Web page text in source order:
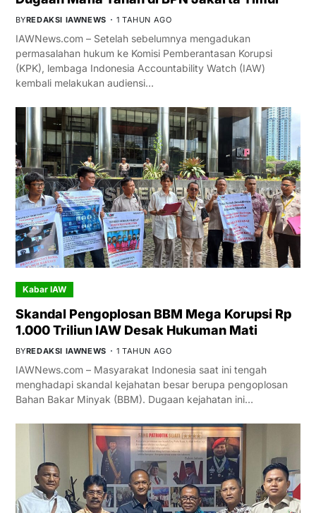
BYREDAKSI IAWNEWS 1 TAHUN AGO
IAWNews.com – Setelah sebelumnya mengadukan
permasalahan hukum ke Komisi Pemberantasan Korupsi
(KPK), lembaga Indonesia Accountability Watch (IAW)
kembali melakukan audiensi…
Kabar IAW
Skandal Pengoplosan BBM Mega Korupsi Rp
1.000 Triliun IAW Desak Hukuman Mati
BYREDAKSI IAWNEWS 1 TAHUN AGO
IAWNews.com – Masyarakat Indonesia saat ini tengah
menghadapi skandal kejahatan besar berupa pengoplosan
Bahan Bakar Minyak (BBM). Dugaan kejahatan ini…